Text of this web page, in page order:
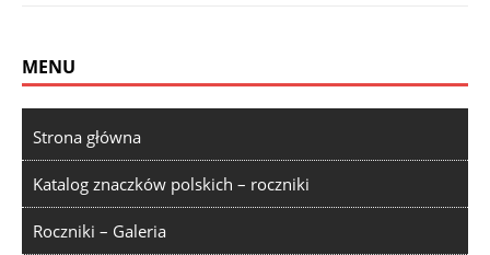
MENU
Strona główna
Katalog znaczków polskich – roczniki
Roczniki – Galeria